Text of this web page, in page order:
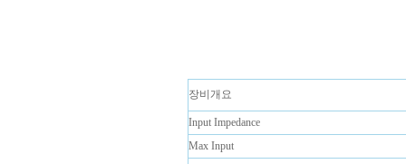
장비개요
Input Impedance
Max Input